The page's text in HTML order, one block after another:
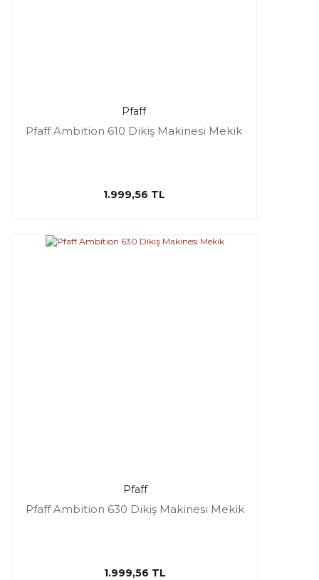
Pfaff
Pfaff Ambition 610 Dikiş Makinesi Mekik
1.999,56 TL
Pfaff
Pfaff Ambition 630 Dikiş Makinesi Mekik
1.999,56 TL